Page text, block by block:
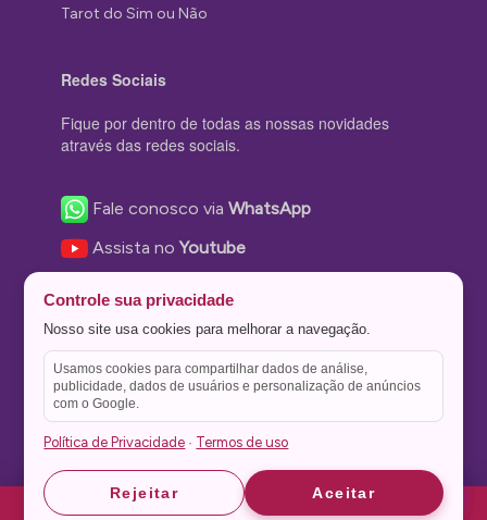
Tarot do Sim ou Não
Redes Sociais
Fique por dentro de todas as nossas novidades
através das redes sociais.
Fale conosco viaWhatsApp
Assista noYoutube
Nos siga no Instagram
Nos siga noTwitter
Salve no
Controle sua privacidade
Nosso site usa cookies para melhorar a navegação.
Usamos cookies para compartilhar dados de análise,
publicidade, dados de usuários e personalização de anúncios
com o Google.
Política de Privacidade · Termos de uso
Rejeitar Aceitar